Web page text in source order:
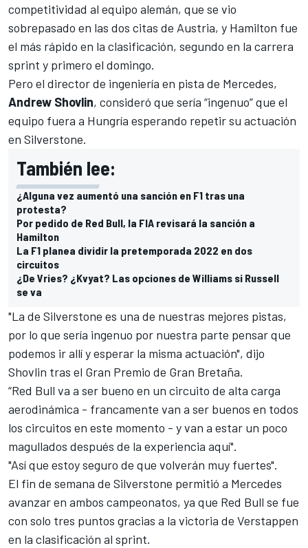
competitividad al equipo alemán, que se vio
sobrepasado en las dos citas de Austria, y Hamilton fue
el más rápido en la clasificación, segundo en la carrera
sprint y primero el domingo.
Pero el director de ingeniería en pista de Mercedes,
Andrew Shovlin, consideró que sería “ingenuo” que el
equipo fuera a Hungría esperando repetir su actuación
en Silverstone.
También lee:
¿Alguna vez aumentó una sanción en F1 tras una
protesta?
Por pedido de Red Bull, la FIA revisará la sanción a
Hamilton
La F1 planea dividir la pretemporada 2022 en dos
circuitos
¿De Vries? ¿Kvyat? Las opciones de Williams si Russell
se va
"La de Silverstone es una de nuestras mejores pistas,
por lo que sería ingenuo por nuestra parte pensar que
podemos ir allí y esperar la misma actuación", dijo
Shovlin tras el Gran Premio de Gran Bretaña.
“Red Bull va a ser bueno en un circuito de alta carga
aerodinámica - francamente van a ser buenos en todos
los circuitos en este momento - y van a estar un poco
magullados después de la experiencia aquí".
"Así que estoy seguro de que volverán muy fuertes".
El fin de semana de Silverstone permitió a Mercedes
avanzar en ambos campeonatos, ya que Red Bull se fue
con solo tres puntos gracias a la victoria de Verstappen
en la clasificación al sprint.